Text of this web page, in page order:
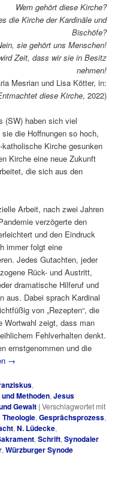
Wem gehört diese Kirche?
die Kirche der Kardinäle und
Bischöfe?
sie gehört uns Menschen!
Zeit, dass wir sie in Besitz
nehmen!
Mesrian und Lisa Kötter, in:
diese Kirche, 2022)
(SW) haben sich viel
die Hoffnungen so hoch,
Kirche gesunken
Kirche eine neue Zukunft
die sich aus den
Arbeit, nach zwei Jahren
verzögerte den
und den Eindruck
immer folgt eine
Jedes Gutachten, jeder
Rück- und Austritt,
dramatische Hilferuf und
aus. Dabei sprach Kardinal
von „Rezepten“, die
Wortwahl zeigt, dass man
Fehlverhalten denkt.
ernstgenommen und die
→
,
Methoden,Jesus
Gewalt |Verschlagwortet mit
,Gesprächsprozess,
,N. Lüdecke,
,Schrift,Synodaler
,Würzburger Synode